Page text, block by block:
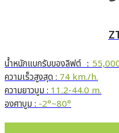
น้ำหนักแบกรับของลิฟต์ ：
ความเร็วสูงสุด : 74 km./h.
ความยาวบูม : 11.2-44.0 m.
องศาบูม : -2°~80°